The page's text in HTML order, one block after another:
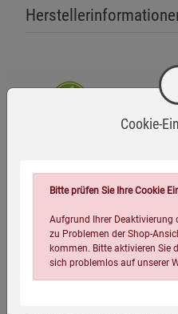
Bio-Curcumapulver,
Hydroxypropylmethylcellulose.
Cookie-
Bitte prüfen Sie Ihre Cookie
Aufgrund Ihrer Deaktivierung
zu Problemen der Shop-
kommen. Bitte aktivieren Sie
sich problemlos auf unserer